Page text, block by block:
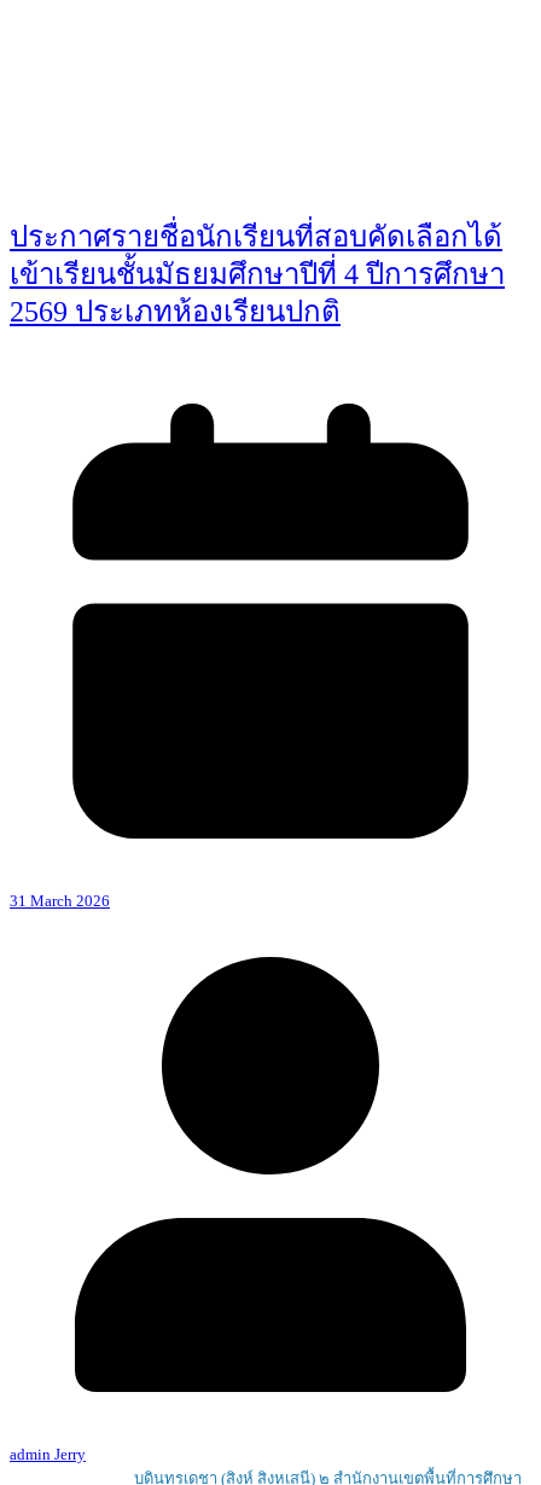
ประกาศรายชื่อนักเรียนที่สอบคัดเลือกได้
เข้าเรียนชั้นมัธยมศึกษาปีที่ 4 ปีการศึกษา
2569 ประเภทห้องเรียนปกติ
31 March 2026
admin Jerry
บดินทรเดชา (สิงห์ สิงหเสนี) ๒ สํานักงานเขตพื้นที่การศึกษา